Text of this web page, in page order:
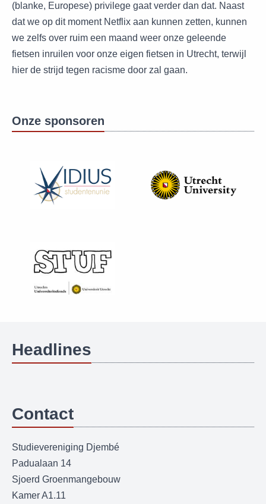
(blanke, Europese) privilege gaat verder dan dat. Naast
dat we op dit moment Netflix aan kunnen zetten, kunnen
we zelfs over ruim een maand weer onze geleende
fietsen inruilen voor onze eigen fietsen in Utrecht, terwijl
hier de strijd tegen racisme door zal gaan.
Onze sponsoren
Headlines
Contact
Studievereniging Djembé
Padualaan 14
Sjoerd Groenmangebouw
Kamer A1.11